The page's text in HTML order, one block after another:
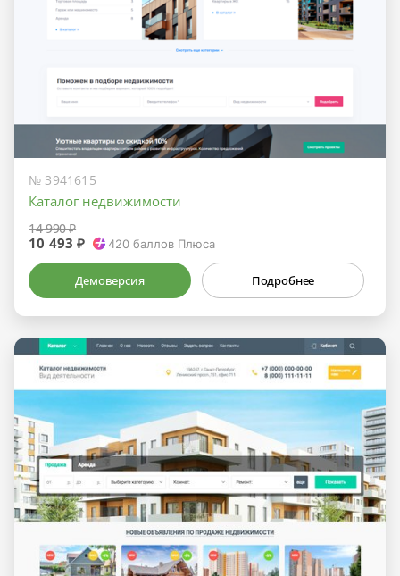
№ 3941615
Каталог недвижимости
14 990 ₽
10 493 ₽ 420баллов Плюса
Демоверсия Подробнее